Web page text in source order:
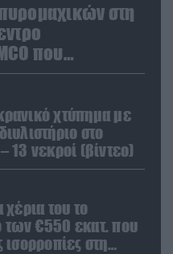
στη
που
χτύπημα με
στο
13 νεκροί (βίντεο)
χέρια του το
των €550 εκατ. που
ισορροπίες στη